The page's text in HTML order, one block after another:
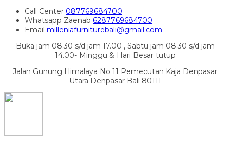
Call Center 087769684700
Whatsapp Zaenab 6287769684700
Email milleniafurniturebali@gmail.com
Buka jam 08.30 s/d jam 17.00 , Sabtu jam 08.30 s/d jam
14.00- Minggu & Hari Besar tutup
Jalan Gunung Himalaya No 11 Pemecutan Kaja Denpasar
Utara Denpasar Bali 80111